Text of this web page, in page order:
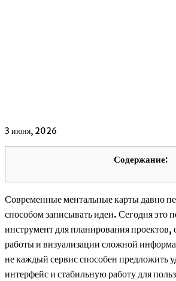
3 июня, 2026
Содержание:
Современные ментальные карты давно
способом записывать идеи. Сегодня это
инструмент для планирования
работы и визуализации сложной
не каждый сервис способен предложить
интерфейс и стабильную работу для